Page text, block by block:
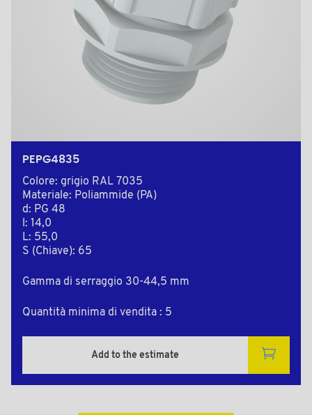
PEPG4835
Colore: grigio RAL 7035
Materiale: Poliammide (PA)
d: PG 48
l: 14,0
L: 55,0
S (Chiave): 65
Gamma di serraggio 30-44,5 mm
Quantità minima di vendita : 5
Add to the estimate